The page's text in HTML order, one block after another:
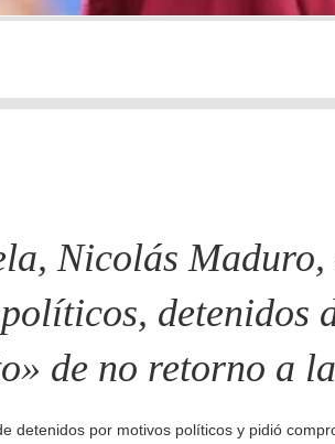
Nicolás
detenidos
de no retorno a
detenidos por motivos políticos y pidió